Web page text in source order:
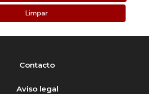
Limpar
Contacto
Aviso legal